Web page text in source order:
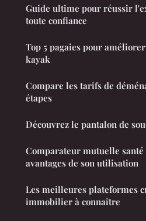
Guide ultime pour réussir
toute confiance
Top 5 pagaies pour
kayak
Compare les tarifs de
étapes
Découvrez le pantalon de
Comparateur mutuelle
avantages de son utilisation
Les meilleures plateformes
immobilier à connaître